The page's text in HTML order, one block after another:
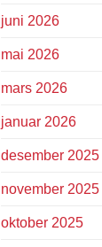
juni 2026
mai 2026
mars 2026
januar 2026
desember 2025
november 2025
oktober 2025